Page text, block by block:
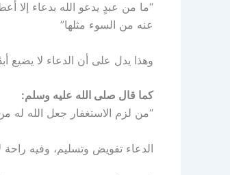
“ما من عبدٍ يدعو الله بدعاء إلا
عنه من السوء مثلها”
وهذا يدل على أن الدعاء لا يضيع
كما قال صلى الله عليه وسلم:
“من لزم الاستغفار جعل الله
الدعاء تفويض وتسليم، وفيه